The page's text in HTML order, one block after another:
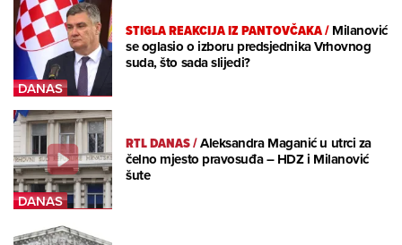
STIGLA REAKCIJA IZ PANTOVČAKA/Milanović
se oglasio o izboru predsjednika Vrhovnog
suda, što sada slijedi?
RTL DANAS/Aleksandra Maganić u utrci za
čelno mjesto pravosuđa – HDZ i Milanović
šute